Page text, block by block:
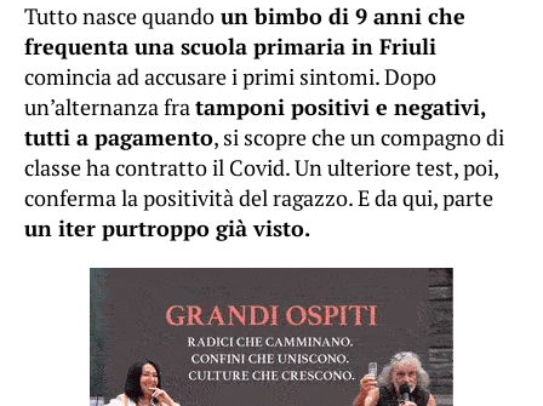
Tutto nasce quando un bimbo di 9 anni che
frequenta una scuola primaria in Friuli
comincia ad accusare i primi sintomi. Dopo
un’alternanza fratamponi positivi e negativi,
tutti a pagamento, si scopre che un compagno di
classe ha contratto il Covid. Un ulteriore test, poi,
conferma la positività del ragazzo. E da qui, parte
un iter purtroppo già visto.